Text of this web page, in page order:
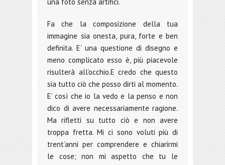
Fa che la composizione della tua
immagine sia onesta, pura, forte e ben
definita. E’ una questione di disegno e
meno complicato esso è, più piacevole
risulterà all’occhio.E credo che questo
sia tutto ciò che posso dirti al momento.
E’ così che io la vedo e la penso e non
dico di avere necessariamente ragione.
Ma rifletti su tutto ciò e non avere
troppa fretta. Mi ci sono voluti più di
trent’anni per comprendere e chiarirmi
le cose; non mi aspetto che tu le